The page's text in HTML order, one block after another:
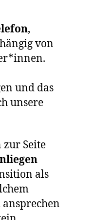
,
von
und das
unsere
Seite
als